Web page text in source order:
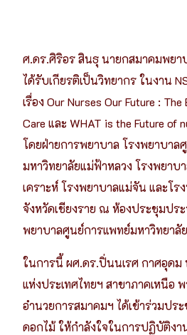
ศ.ดร.ศิริอร สินธุ นายกสมาคมพยา
ได้รับเกียรติเป็นวิทยากร ในงาน
เรื่อง Our Nurses Our Future :
Care และ WHAT is the Future of
โดยฝ่ายการพยาบาล โรงพยาบาล
มหาวิทยาลัยแม่ฟ้าหลวง โรงพยาบ
เคราะห์ โรงพยาบาลแม่จัน และโร
จังหวัดเชียงราย ณ ห้องประชุมปร
พยาบาลศูนย์การแพทย์มหาวิทยาลั
ในการนี้ ผศ.ดร.ปิ่นนเรศ กาศอุดม
แห่งประเทศไทยฯ สาขาภาคเหนือ
อำนวยการสมาคมฯ ได้เข้าร่วมปร
ดอกไม้ ให้กำลังใจในการปฏิบัติงา